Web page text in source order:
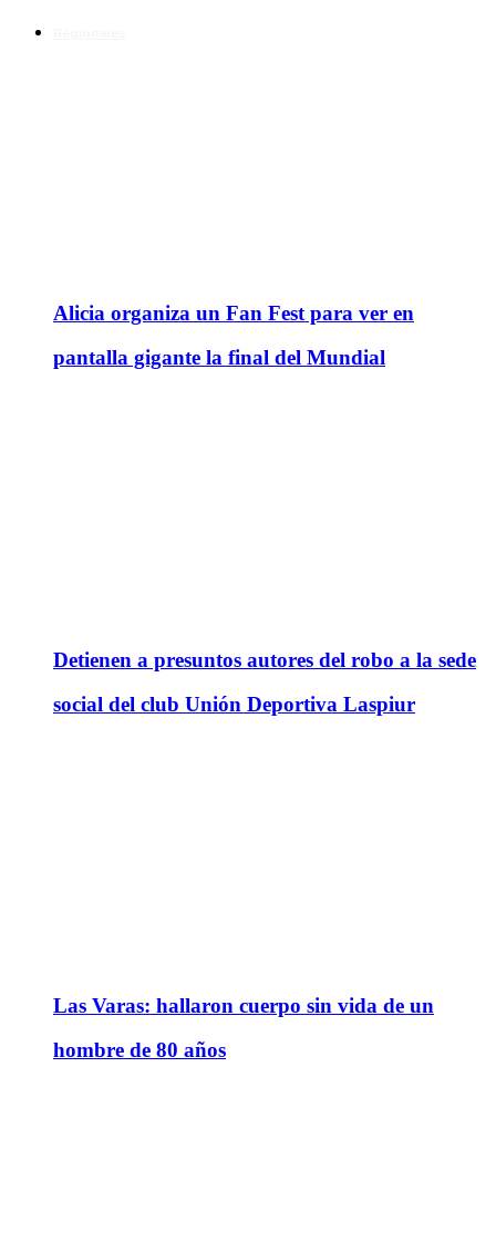
Alicia organiza un Fan Fest para ver en
pantalla gigante la final del Mundial
Detienen a presuntos autores del robo a la sede
social del club Unión Deportiva Laspiur
Las Varas: hallaron cuerpo sin vida de un
hombre de 80 años